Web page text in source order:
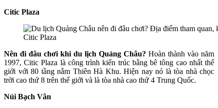
Citic Plaza
Citic Plaza
Nên đi đâu chơi khi du lịch Quảng Châu? Hoàn thành vào năm
1997, Citic Plaza là công trình kiến trúc bằng bê tông cao nhất thế
giới với 80 tầng nằm Thiên Hà Khu. Hiện nay nó là tòa nhà chọc
trời cao thứ 8 trên thế giới và là tòa nhà cao thứ 4 Trung Quốc.
Núi Bạch Vân